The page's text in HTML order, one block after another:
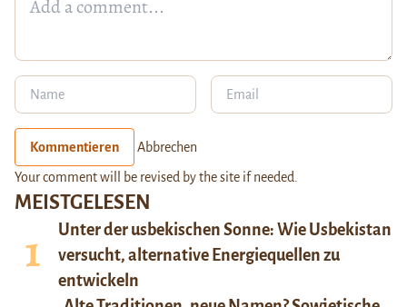
MEISTGELESEN
Unter der usbekischen Sonne: Wie Usbekistan
versucht, alternative Energiequellen zu
entwickeln
Kommentieren Abbrechen
Your comment will be revised by the site if needed.